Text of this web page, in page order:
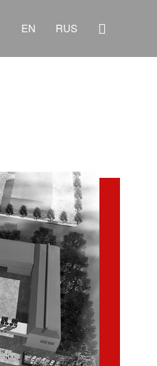
EN RUS 